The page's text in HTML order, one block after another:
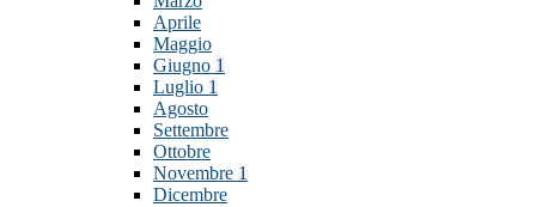
Aprile
Maggio
Giugno 1
Luglio 1
Agosto
Settembre
Ottobre
Novembre 1
Dicembre